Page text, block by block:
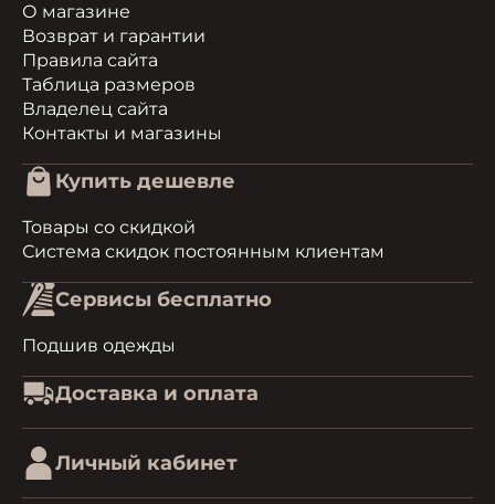
О магазине
Возврат и гарантии
Правила сайта
Таблица размеров
Владелец сайта
Контакты и магазины
Купить дешевле
Товары со скидкой
Система скидок постоянным клиентам
Сервисы бесплатно
Подшив одежды
Доставка и оплата
Личный кабинет